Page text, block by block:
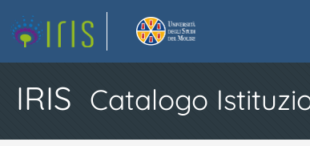
IRIS Catalogo